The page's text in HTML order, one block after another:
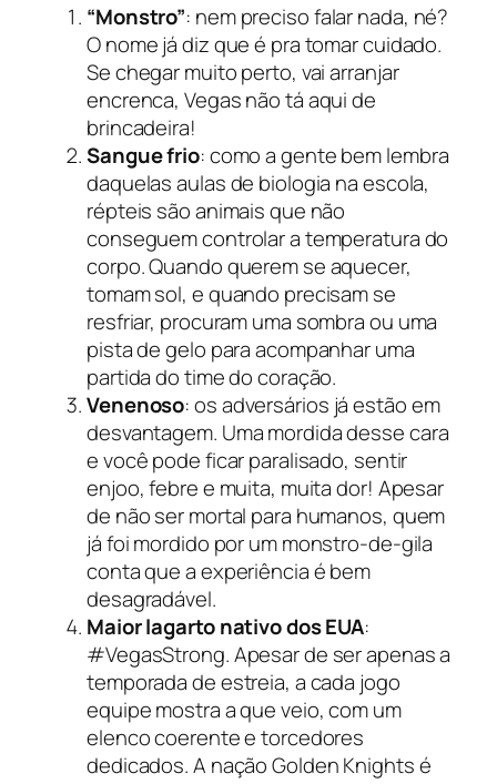
“Monstro”: nem preciso falar nada, né?
O nome já diz que é pra tomar cuidado.
Se chegar muito perto, vai arranjar
encrenca, Vegas não tá aqui de
brincadeira!
Sangue frio: como a gente bem lembra
daquelas aulas de biologia na escola,
répteis são animais que não
conseguem controlar a temperatura do
corpo. Quando querem se aquecer,
tomam sol, e quando precisam se
resfriar, procuram uma sombra ou uma
pista de gelo para acompanhar uma
partida do time do coração.
Venenoso: os adversários já estão em
desvantagem. Uma mordida desse cara
e você pode ficar paralisado, sentir
enjoo, febre e muita, muita dor! Apesar
de não ser mortal para humanos, quem
já foi mordido por um monstro-de-gila
conta que a experiência é bem
desagradável.
Maior lagarto nativo dos EUA:
#VegasStrong. Apesar de ser apenas a
temporada de estreia, a cada jogo
equipe mostra a que veio, com um
elenco coerente e torcedores
dedicados. A nação Golden Knights é